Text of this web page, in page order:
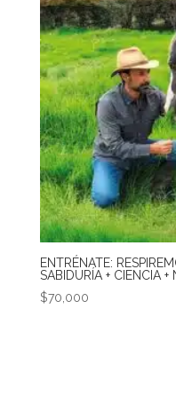
ENTRÉNATE:
SABIDURÍA + CIENCIA +
$70,000